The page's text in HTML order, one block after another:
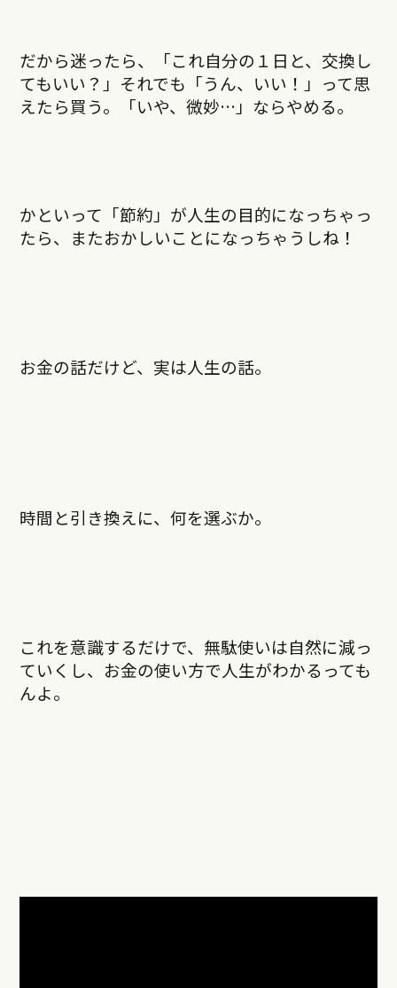
だから迷ったら、「これ自分の１日と、交換し
てもいい？」それでも「うん、いい！」って思
えたら買う。「いや、微妙…」ならやめる。
かといって「節約」が人生の目的になっちゃっ
たら、またおかしいことになっちゃうしね！
お金の話だけど、実は人生の話。
時間と引き換えに、何を選ぶか。
これを意識するだけで、無駄使いは自然に減っ
ていくし、お金の使い方で人生がわかるっても
んよ。